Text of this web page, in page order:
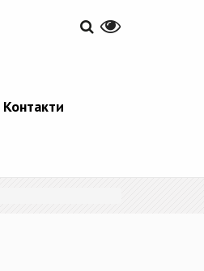
Контакти